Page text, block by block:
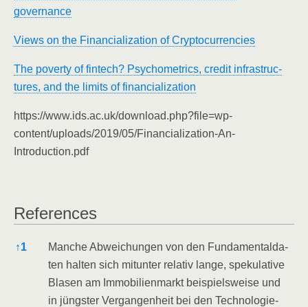
governance
Views on the Finan­cia­liza­ti­on of Cryptocurrencies
The pover­ty of fin­tech? Psy­cho­me­trics, cre­dit infra­struc­
tures, and the limits of financialization
https://www.ids.ac.uk/download.php?file=wp-
content/uploads/2019/05/Financialization-An-
Introduction.pdf
Refe­ren­ces
Refe­ren­ces
↑1
Man­che Abwei­chun­gen von den Fun­da­men­tal­da­
ten hal­ten sich mit­un­ter rela­tiv lan­ge, spe­ku­la­ti­ve
Bla­sen am Immo­bi­li­en­markt bei­spiels­wei­se und
in jüngs­ter Ver­gan­gen­heit bei den Tech­no­lo­gie­